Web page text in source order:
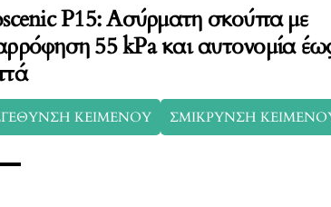
P15: Ασύρματη σκούπα με
55 kPa και αυτονομία
ΚΕΙΜΕΝΟΥ ΣΜΙΚΡΥΝΣΗ